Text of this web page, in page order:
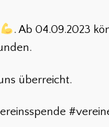
. Ab 04.09.2023
überreicht.